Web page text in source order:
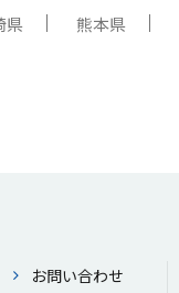
県 熊本県
お問い合わせ